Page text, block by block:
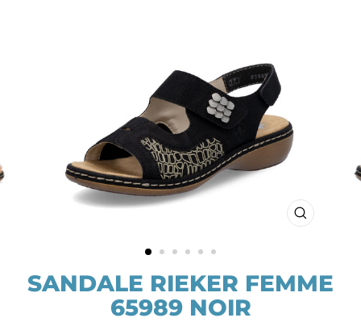
FERMER
SANDALE RIEKER FEMME
65989 NOIR